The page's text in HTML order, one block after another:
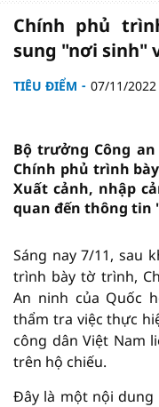
Chính phủ
sung "nơi sinh"
TIÊU ĐIỂM 07/11/
Bộ trưởng Công
Chính phủ trình
Xuất cảnh, nhập
quan đến thông tin
Sáng nay 7/11, sau
trình bày tờ trình,
An ninh của Quốc
thẩm tra việc thực
công dân Việt Nam
trên hộ chiếu.
Đây là một nội dung